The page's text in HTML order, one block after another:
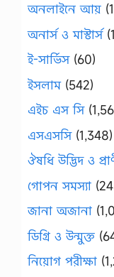
অনলাইনে আয়
অনার্স ও মাস্টার্স
ই-সার্ভিস(60)
ইসলাম(542)
এইচ এস সি
এসএসসি(1,348)
ঔষধি উদ্ভিদ ও
গোপন সমস্যা
জানা অজানা
ডিগ্রি ও উন্মুক্ত
নিয়োগ পরীক্ষা